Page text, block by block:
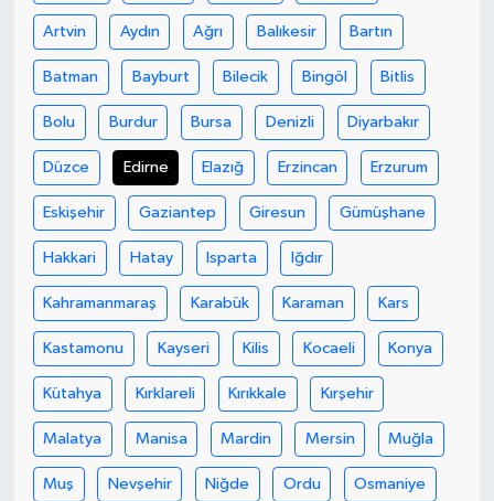
Artvin Aydın Ağrı Balıkesir Bartın
Batman Bayburt Bilecik Bingöl Bitlis
Bolu Burdur Bursa Denizli Diyarbakır
Düzce Edirne Elazığ Erzincan Erzurum
Eskişehir Gaziantep Giresun Gümüşhane
Hakkari Hatay Isparta Iğdır
Kahramanmaraş Karabük Karaman Kars
Kastamonu Kayseri Kilis Kocaeli Konya
Kütahya Kırklareli Kırıkkale Kırşehir
Malatya Manisa Mardin Mersin Muğla
Muş Nevşehir Niğde Ordu Osmaniye
Teknoloji
Yaşam
KAHRAMANMARAŞ